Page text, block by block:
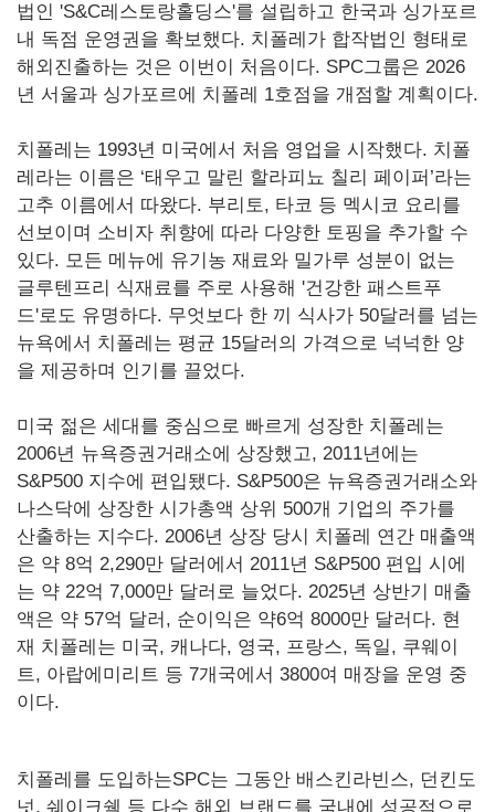
법인 'S&C레스토랑홀딩스'를 설립하고 한국과 싱가포르
내 독점 운영권을 확보했다. 치폴레가 합작법인 형태로
해외진출하는 것은 이번이 처음이다. SPC그룹은 2026
년 서울과 싱가포르에 치폴레 1호점을 개점할 계획이다.
치폴레는 1993년 미국에서 처음 영업을 시작했다. 치폴
레라는 이름은 ‘태우고 말린 할라피뇨 칠리 페이퍼’라는
고추 이름에서 따왔다. 부리토, 타코 등 멕시코 요리를
선보이며 소비자 취향에 따라 다양한 토핑을 추가할 수
있다. 모든 메뉴에 유기농 재료와 밀가루 성분이 없는
글루텐프리 식재료를 주로 사용해 '건강한 패스트푸
드'로도 유명하다. 무엇보다 한 끼 식사가 50달러를 넘는
뉴욕에서 치폴레는 평균 15달러의 가격으로 넉넉한 양
을 제공하며 인기를 끌었다.
미국 젊은 세대를 중심으로 빠르게 성장한 치폴레는
2006년 뉴욕증권거래소에 상장했고, 2011년에는
S&P500 지수에 편입됐다. S&P500은 뉴욕증권거래소와
나스닥에 상장한 시가총액 상위 500개 기업의 주가를
산출하는 지수다. 2006년 상장 당시 치폴레 연간 매출액
은 약 8억 2,290만 달러에서 2011년 S&P500 편입 시에
는 약 22억 7,000만 달러로 늘었다. 2025년 상반기 매출
액은 약 57억 달러, 순이익은 약6억 8000만 달러다. 현
재 치폴레는 미국, 캐나다, 영국, 프랑스, 독일, 쿠웨이
트, 아랍에미리트 등 7개국에서 3800여 매장을 운영 중
이다.
치폴레를 도입하는SPC는 그동안 배스킨라빈스, 던킨도
넛, 쉐이크쉑 등 다수 해외 브랜드를 국내에 성공적으로